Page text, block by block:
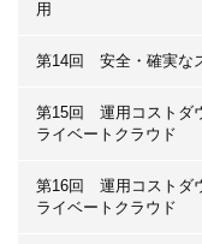
用
第14回 安全・確実な
第15回 運用コストダ
ライベートクラウド
第16回 運用コストダ
ライベートクラウド